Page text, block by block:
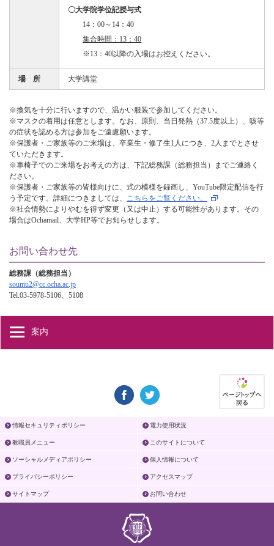
〇大学院学位記授与式
14：00～14：40
集合時間：13：40
※13：40以降の入場はお控えください。
場 所 大学講堂
※換気を十分に行いますので、温かい服装で参加してください。
※マスクの着用は任意とします。なお、原則、当日発熱（37.5度以上）、咳等
の症状を認める方は参加をご遠慮願います。
※保護者・ご家族等のご来場は、卒業生・修了生1人につき、2人までとさせ
ていただきます。
※車椅子でのご来場をお考えの方は、下記総務課（総務担当）までご連絡く
ださい。
※保護者・ご家族等の皆様向けに、式の模様を録画し、YouTube限定配信を行
う予定です。詳細につきましては、 こちらをご覧ください。
※社会情勢によりやむを得ず変更（又は中止）する可能性があります。その
場合はOchamail、大学HP等でお知らせします。
お問い合わせ先
総務課（総務担当）
soumu2@cc.ocha.ac.jp
Tel.03-5978-5106、5108
案内
情報セキュリティポリシー 電力使用状況
教職員メニュー このサイトについて
ソーシャルメディアポリシー 個人情報について
プライバシーポリシー アクセスマップ
サイトマップ お問い合わせ